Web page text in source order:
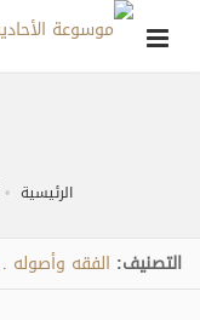
الرئيسية
التصنيف: الفقه وأصوله